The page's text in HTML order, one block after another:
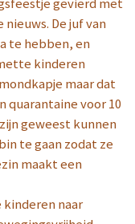
gevierd met
De juf van
te hebben, en
kinderen
maar dat
quarantaine voor 10
geweest kunnen
te gaan zodat ze
maakt een
naar